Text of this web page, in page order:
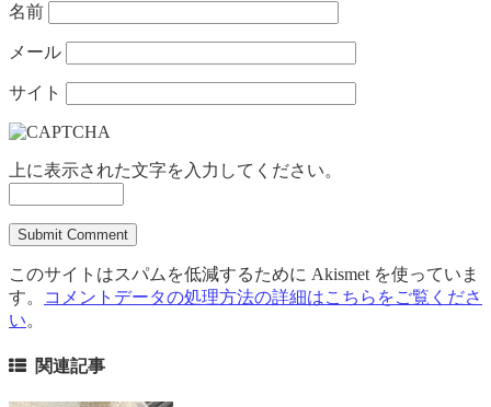
名前
メール
サイト
上に表示された文字を入力してください。
このサイトはスパムを低減するために Akismet を使っていま
す。
コメントデータの処理方法の詳細はこちらをご覧くださ
い。
関連記事